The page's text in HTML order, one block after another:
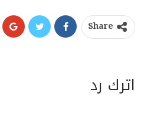
Share
اترك رد